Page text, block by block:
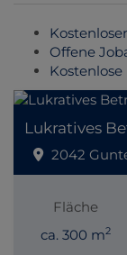
Offene
Lukratives
2042
Fläche
ca. 300 m2